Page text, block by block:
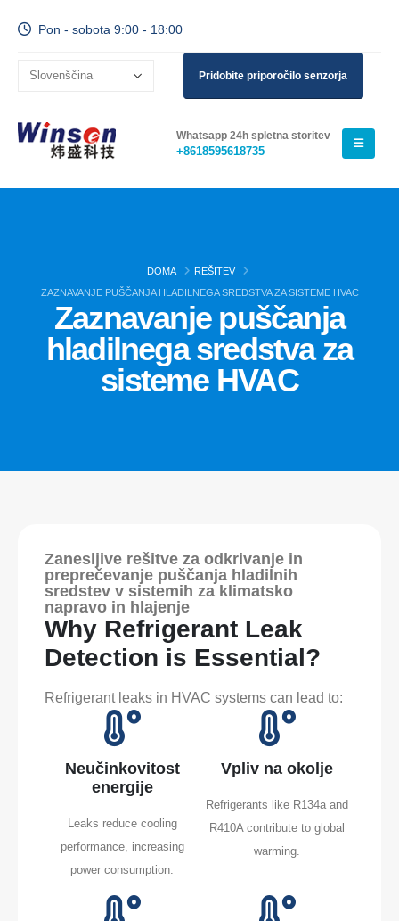
Pon - sobota 9:00 - 18:00
Pridobite priporočilo senzorja
Whatsapp 24h spletna storitev
+8618595618735
DOMA
REŠITEV
ZAZNAVANJE PUŠČANJA HLADILNEGA SREDSTVA ZA SISTEME HVAC
Zaznavanje puščanja
hladilnega sredstva za
sisteme HVAC
Zanesljive rešitve za odkrivanje in
preprečevanje puščanja hladilnih
sredstev v sistemih za klimatsko
napravo in hlajenje
Why Refrigerant Leak
Detection is Essential?
Refrigerant leaks in HVAC systems can lead to:
Neučinkovitost
energije
Leaks reduce cooling
performance, increasing
power consumption.
Vpliv na okolje
Refrigerants like R134a and
R410A contribute to global
warming.